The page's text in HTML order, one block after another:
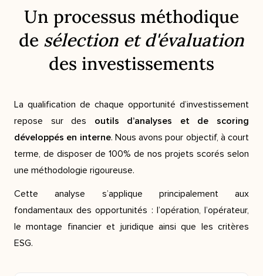
Un processus méthodique
de sélection et d'évaluation
des investissements
La qualification de chaque opportunité d’investissement
repose sur des outils d’analyses et de scoring
développés en interne. Nous avons pour objectif, à court
terme, de disposer de 100% de nos projets scorés selon
une méthodologie rigoureuse.
Cette analyse s’applique principalement aux
fondamentaux des opportunités : l’opération, l’opérateur,
le montage financier et juridique ainsi que les critères
ESG.